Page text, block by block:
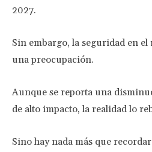
2027.
Sin embargo, la seguridad en
una preocupación.
Aunque se reporta una
de alto impacto, la realidad lo
Sino hay nada más que